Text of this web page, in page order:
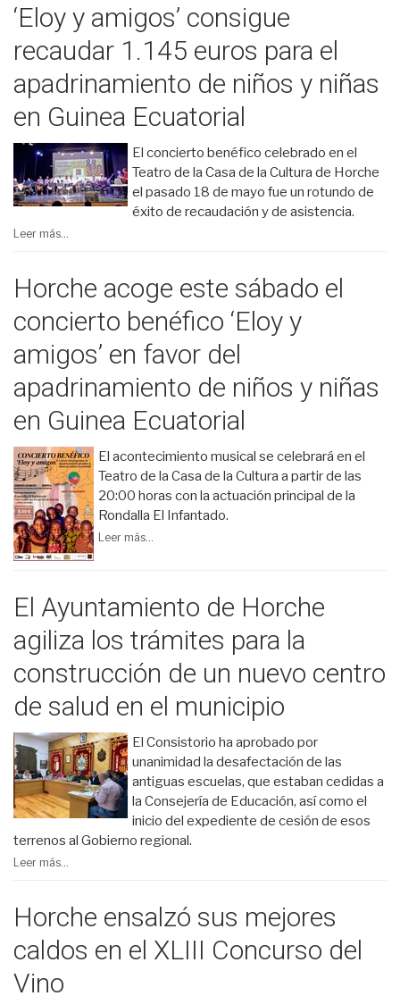
‘Eloy y amigos’ consigue
recaudar 1.145 euros para el
apadrinamiento de niños y niñas
en Guinea Ecuatorial
El concierto benéfico celebrado en el
Teatro de la Casa de la Cultura de Horche
el pasado 18 de mayo fue un rotundo de
éxito de recaudación y de asistencia.
Leer más...
Horche acoge este sábado el
concierto benéfico ‘Eloy y
amigos’ en favor del
apadrinamiento de niños y niñas
en Guinea Ecuatorial
El acontecimiento musical se celebrará en el
Teatro de la Casa de la Cultura a partir de las
20:00 horas con la actuación principal de la
Rondalla El Infantado.
Leer más...
El Ayuntamiento de Horche
agiliza los trámites para la
construcción de un nuevo centro
de salud en el municipio
El Consistorio ha aprobado por
unanimidad la desafectación de las
antiguas escuelas, que estaban cedidas a
la Consejería de Educación, así como el
inicio del expediente de cesión de esos
terrenos al Gobierno regional.
Leer más...
Horche ensalzó sus mejores
caldos en el XLIII Concurso del
Vino